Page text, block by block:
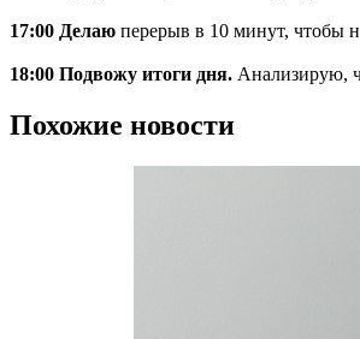
17:00 Делаю перерыв в 10 минут, чтобы
18:00 Подвожу итоги дня. Анализирую,
Похожие новости